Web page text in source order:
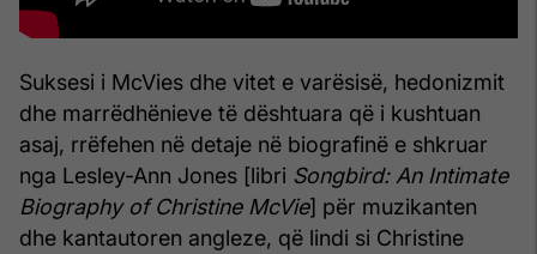
Suksesi i McVies dhe vitet e varësisë, hedonizmit
dhe marrëdhënieve të dështuara që i kushtuan
asaj, rrëfehen në detaje në biografinë e shkruar
nga Lesley-Ann Jones [libri Songbird: An Intimate
Biography of Christine McVie] për muzikanten
dhe kantautoren angleze, që lindi si Christine